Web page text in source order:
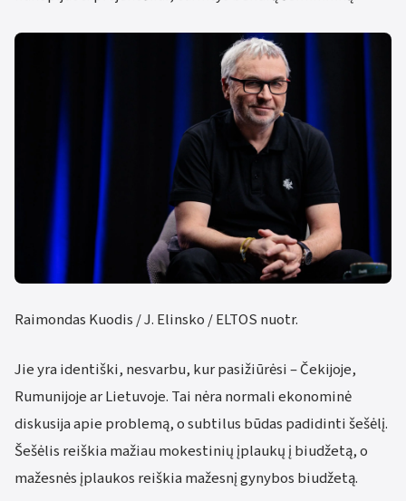
Raimondas Kuodis / J. Elinsko / ELTOS nuotr.
Jie yra identiški, nesvarbu, kur pasižiūrėsi – Čekijoje,
Rumunijoje ar Lietuvoje. Tai nėra normali ekonominė
diskusija apie problemą, o subtilus būdas padidinti šešėlį.
Šešėlis reiškia mažiau mokestinių įplaukų į biudžetą, o
mažesnės įplaukos reiškia mažesnį gynybos biudžetą.